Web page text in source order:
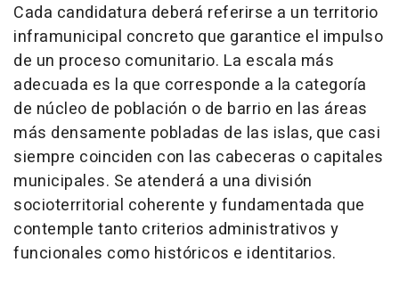
Cada candidatura deberá referirse a un territorio
inframunicipal concreto que garantice el impulso
de un proceso comunitario. La escala más
adecuada es la que corresponde a la categoría
de núcleo de población o de barrio en las áreas
más densamente pobladas de las islas, que casi
siempre coinciden con las cabeceras o capitales
municipales. Se atenderá a una división
socioterritorial coherente y fundamentada que
contemple tanto criterios administrativos y
funcionales como históricos e identitarios.